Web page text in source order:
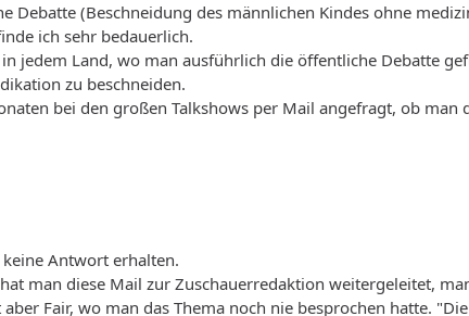
Debatte (Beschneidung des männlichen Kindes ohne
ich sehr bedauerlich.
jedem Land, wo man ausführlich die öffentliche Debatte
zu beschneiden.
bei den großen Talkshows per Mail angefragt, ob man
Antwort erhalten.
man diese Mail zur Zuschauerredaktion weitergeleitet,
Fair, wo man das Thema noch nie besprochen hatte.